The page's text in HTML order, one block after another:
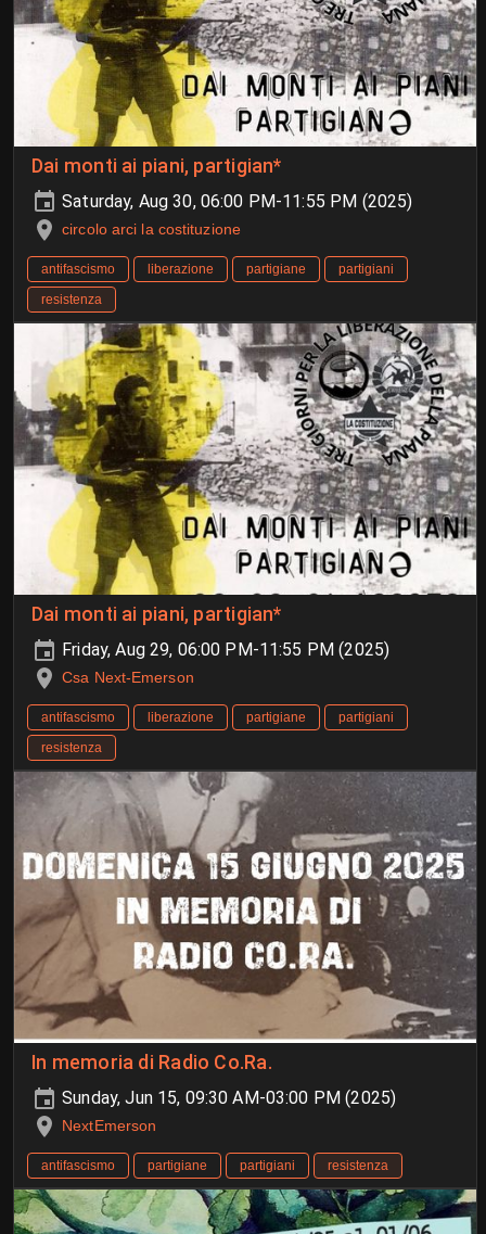
Dai monti ai piani, partigian*
Saturday, Aug 30, 06:00 PM-11:55 PM (2025)
circolo arci la costituzione
antifascismo liberazione partigiane
partigiani
resistenza
Dai monti ai piani, partigian*
Friday, Aug 29, 06:00 PM-11:55 PM (2025)
Csa Next-Emerson
antifascismo liberazione partigiane
partigiani
resistenza
In memoria di Radio Co.Ra.
Sunday, Jun 15, 09:30 AM-03:00 PM (2025)
NextEmerson
antifascismo partigiane partigiani resistenza